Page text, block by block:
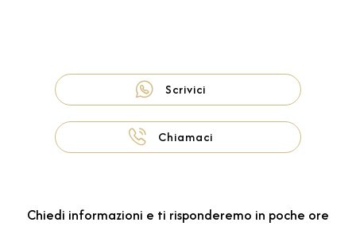
Scrivici
Chiamaci
Chiedi informazioni e ti risponderemo in poche ore